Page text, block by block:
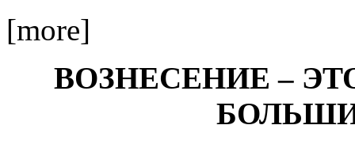
[more]
ВОЗНЕСЕНИЕ –